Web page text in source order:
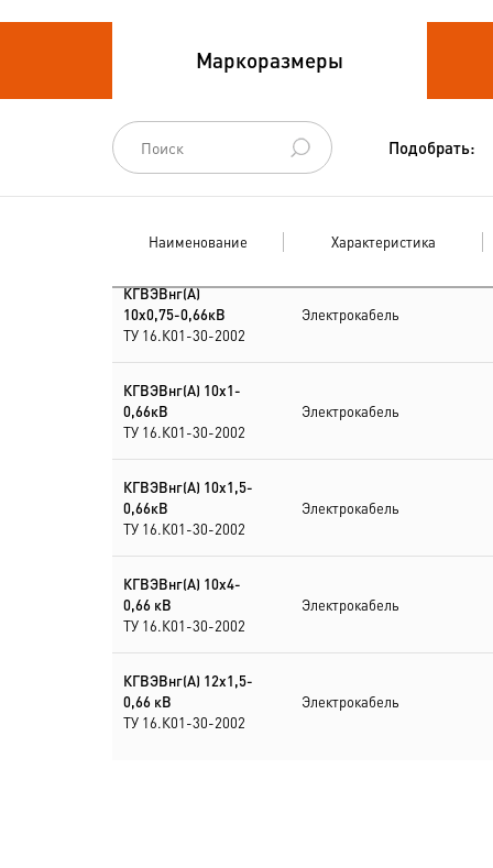
Кабели
термоэлектродные
Кабели управления
Маркоразмеры
Подобрать:
Наименование Характеристика
КГВЭВнг(А)
10х0,75-0,66кВ
ТУ 16.К01-30-2002
Электрокабель
КГВЭВнг(А) 10х1-
0,66кВ
ТУ 16.К01-30-2002
Электрокабель
КГВЭВнг(А) 10х1,5-
0,66кВ
ТУ 16.К01-30-2002
Электрокабель
КГВЭВнг(А) 10х4-
0,66 кВ
ТУ 16.К01-30-2002
Электрокабель
КГВЭВнг(А) 12х1,5-
0,66 кВ
ТУ 16.К01-30-2002
Электрокабель